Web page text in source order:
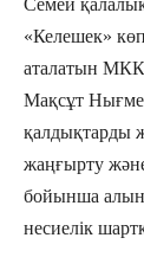
«Келешек»
аталатын
Мақсұт
қалдықтарды
жаңғырту
бойынша
несиелік